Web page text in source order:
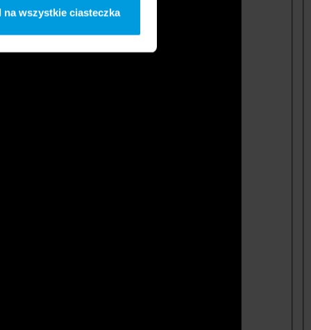
na wszystkie ciasteczka